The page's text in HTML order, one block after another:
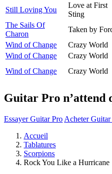
Still Loving You
Love at First
Sting
The Sails Of
Charon
Taken by
Wind of Change
Crazy World
Wind of Change
Crazy World
Wind of Change
Crazy World
Guitar Pro n’attend
Essayer Guitar Pro Acheter Guitar
Accueil
Tablatures
Scorpions
Rock You Like a Hurricane